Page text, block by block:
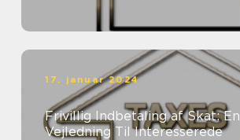
17. januar 2024
Frivillig Indbetaling af Skat: En
Vejledning Til Interesserede